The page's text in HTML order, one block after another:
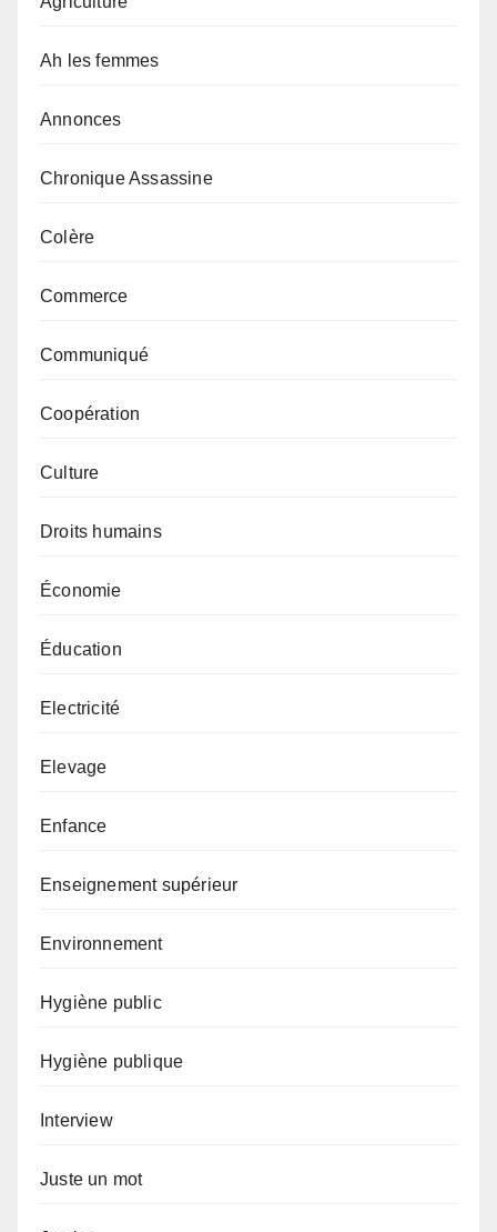
Ah les femmes
Annonces
Chronique Assassine
Colère
Commerce
Communiqué
Coopération
Culture
Droits humains
Économie
Éducation
Electricité
Elevage
Enfance
Enseignement supérieur
Environnement
Hygiène public
Hygiène publique
Interview
Juste un mot